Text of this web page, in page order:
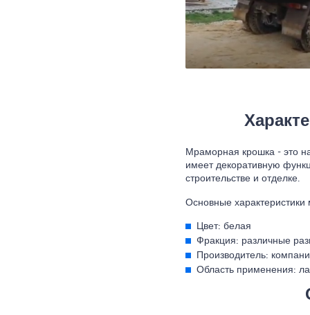
Мраморная крошка - это
имеет декоративную
строительстве и отделке.
Основные
Цвет: белая
Фракция: различные
Производитель:
Область применения: